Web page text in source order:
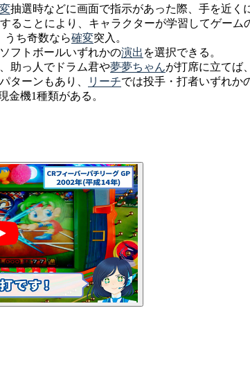
抽選時などに画面で指示があった際、手を近く
ることにより、キャラクターが学習してゲーム
うち奇数なら確変突入。
フトボールいずれかの演出 を選択できる。
助っ人でドラム君や夢夢ちゃんが打席に立てば、
ターンもあり、 リーチでは投手・打者いずれか
金機1種類がある。